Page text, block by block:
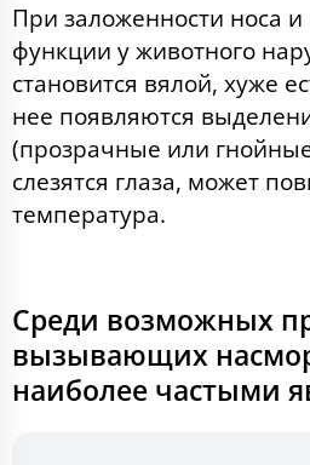
При заложенности носа и
функции у животного
становится вялой, хуже
нее появляются
(прозрачные или
слезятся глаза, может
температура.
Среди возможных
вызывающих
наиболее частыми